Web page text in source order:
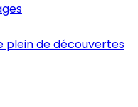
plein de découvertes